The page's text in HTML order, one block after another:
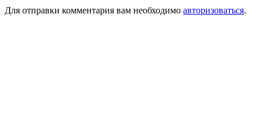
Для отправки комментария вам необходимо авторизоваться.